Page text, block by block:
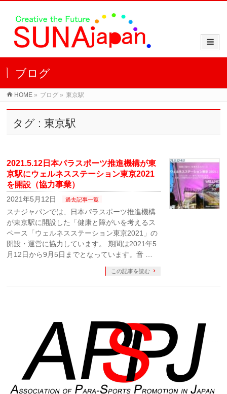
ブログ
HOME » ブログ » 東京駅
タグ : 東京駅
2021.5.12日本パラスポーツ推進機構が東
京駅にウェルネスステーション東京2021
を開設（協力事業）
2021年5月12日 過去記事一覧
スナジャパンでは、日本パラスポーツ推進機構
が東京駅に開設した「健康と障がいを考えるス
ペース「ウェルネスステーション東京2021」の
開設・運営に協力しています。 期間は2021年5
月12日から9月5日までとなっています。音 …
この記事を読む